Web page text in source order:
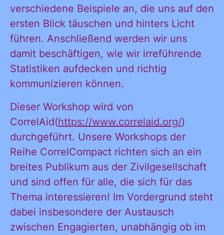
verschiedene Beispiele an, die uns auf den
ersten Blick täuschen und hinters Licht
führen. Anschließend werden wir uns
damit beschäftigen, wie wir irreführende
Statistiken aufdecken und richtig
kommunizieren können.
Dieser Workshop wird von
CorrelAid(https://www.correlaid.org/)
durchgeführt. Unsere Workshops der
Reihe CorrelCompact richten sich an ein
breites Publikum aus der Zivilgesellschaft
und sind offen für alle, die sich für das
Thema interessieren! Im Vordergrund steht
dabei insbesondere der Austausch
zwischen Engagierten, unabhängig ob im
alle
Informationen
und
Ankündigungen
des CDL direkt
in mein
persönliches
Postfach:
Ja, ich
möchte alle